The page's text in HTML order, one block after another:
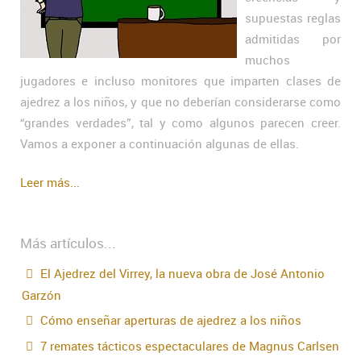
supuestas reglas
admitidas por
muchos
jugadores e incluso monitores que imparten clases de
ajedrez a los niños, y que no deberían considerarse como
“grandes verdades”, tal y como algunos parecen creer.
Vamos a exponer a continuación algunas de ellas.
Leer más...
Más artículos...
El Ajedrez del Virrey, la nueva obra de José Antonio
Garzón
Cómo enseñar aperturas de ajedrez a los niños
7 remates tácticos espectaculares de Magnus Carlsen